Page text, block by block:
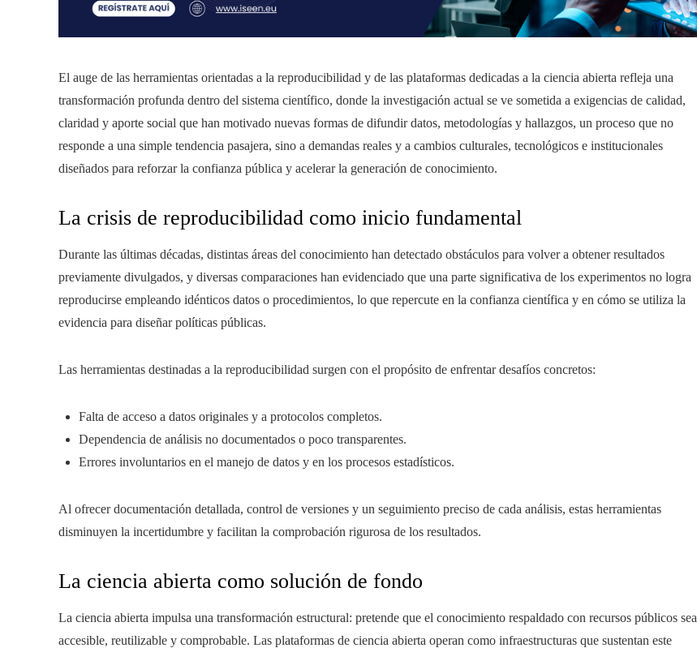
El auge de las herramientas orientadas a la reproducibilidad y de las plataformas dedicadas a la ciencia abierta refleja una
transformación profunda dentro del sistema científico, donde la investigación actual se ve sometida a exigencias de calidad,
claridad y aporte social que han motivado nuevas formas de difundir datos, metodologías y hallazgos, un proceso que no
responde a una simple tendencia pasajera, sino a demandas reales y a cambios culturales, tecnológicos e institucionales
diseñados para reforzar la confianza pública y acelerar la generación de conocimiento.
La crisis de reproducibilidad como inicio fundamental
Durante las últimas décadas, distintas áreas del conocimiento han detectado obstáculos para volver a obtener resultados
previamente divulgados, y diversas comparaciones han evidenciado que una parte significativa de los experimentos no logra
reproducirse empleando idénticos datos o procedimientos, lo que repercute en la confianza científica y en cómo se utiliza la
evidencia para diseñar políticas públicas.
Las herramientas destinadas a la reproducibilidad surgen con el propósito de enfrentar desafíos concretos:
Falta de acceso a datos originales y a protocolos completos.
Dependencia de análisis no documentados o poco transparentes.
Errores involuntarios en el manejo de datos y en los procesos estadísticos.
Al ofrecer documentación detallada, control de versiones y un seguimiento preciso de cada análisis, estas herramientas
disminuyen la incertidumbre y facilitan la comprobación rigurosa de los resultados.
La ciencia abierta como solución de fondo
La ciencia abierta impulsa una transformación estructural: pretende que el conocimiento respaldado con recursos públicos sea
accesible, reutilizable y comprobable. Las plataformas de ciencia abierta operan como infraestructuras que sustentan este